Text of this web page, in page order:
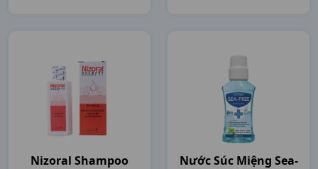
Nizoral Shampoo
Nước Súc Miệng Sea-